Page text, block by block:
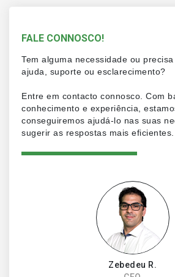
FALE CONNOSCO!
Tem alguma necessidade ou
ajuda, suporte ou esclarecimento?
Entre em contacto connosco. Com
conhecimento e experiência,
conseguiremos ajudá-lo nas suas
sugerir as respostas mais eficientes.
Zebedeu R.